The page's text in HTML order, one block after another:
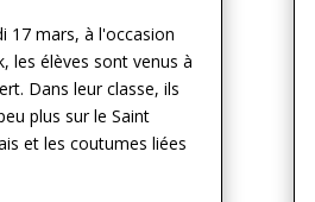
17 mars, à l'occasion
les élèves sont venus à
Dans leur classe, ils
plus sur le Saint
et les coutumes liées